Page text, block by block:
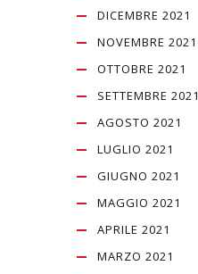
DICEMBRE 2021
NOVEMBRE 2021
OTTOBRE 2021
SETTEMBRE 2021
AGOSTO 2021
LUGLIO 2021
GIUGNO 2021
MAGGIO 2021
APRILE 2021
MARZO 2021